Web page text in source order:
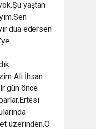
yaştan
dua edersen
Ali İhsan
gün önce
üzerinden.O